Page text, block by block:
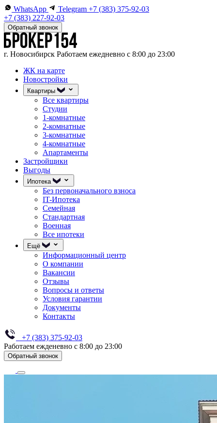
WhatsApp Telegram +7 (383) 375-92-03
+7 (383) 227-92-03
Обратный звонок
г. Новосибирск Работаем ежедневно с 8:00 до 23:00
ЖК на карте
Новостройки
Квартиры
Все квартиры
Студии
1-комнатные
2-комнатные
3-комнатные
4-комнатные
Апартаменты
Застройщики
Выгоды
Ипотека
Без первоначального взноса
IT-Ипотека
Семейная
Стандартная
Военная
Все ипотеки
Ещё
Информационный центр
О компании
Вакансии
Отзывы
Вопросы и ответы
Условия гарантии
Документы
Контакты
+7 (383) 375-92-03
Работаем ежденевно с 8:00 до 23:00
Обратный звонок